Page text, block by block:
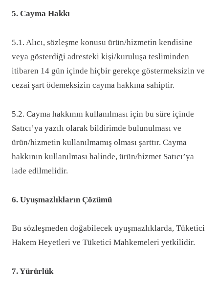
5. Cayma Hakkı
5.1. Alıcı, sözleşme konusu ürün/hizmetin kendisine
veya gösterdiği adresteki kişi/kuruluşa tesliminden
itibaren 14 gün içinde hiçbir gerekçe göstermeksizin ve
cezai şart ödemeksizin cayma hakkına sahiptir.
5.2. Cayma hakkının kullanılması için bu süre içinde
Satıcı’ya yazılı olarak bildirimde bulunulması ve
ürün/hizmetin kullanılmamış olması şarttır. Cayma
hakkının kullanılması halinde, ürün/hizmet Satıcı’ya
iade edilmelidir.
6. Uyuşmazlıkların Çözümü
Bu sözleşmeden doğabilecek uyuşmazlıklarda, Tüketici
Hakem Heyetleri ve Tüketici Mahkemeleri yetkilidir.
7. Yürürlük